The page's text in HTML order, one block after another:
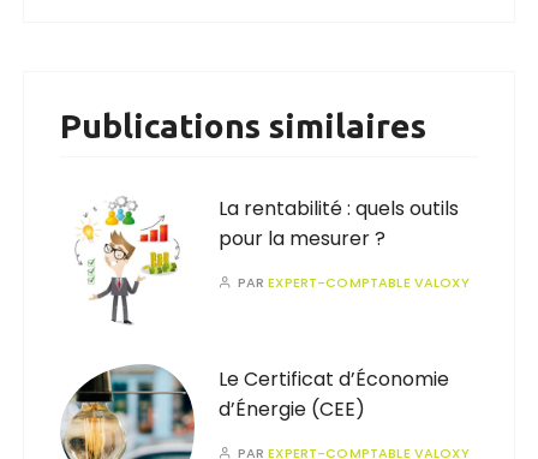
Publications similaires
La rentabilité : quels outils
pour la mesurer ?
PAREXPERT-COMPTABLE VALOXY
Le Certificat d’Économie
d’Énergie (CEE)
PAREXPERT-COMPTABLE VALOXY